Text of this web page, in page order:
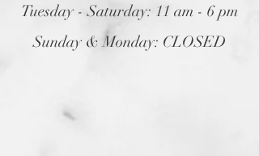
Tuesday - Saturday: 11 am - 6 pm
Sunday & Monday: CLOSED